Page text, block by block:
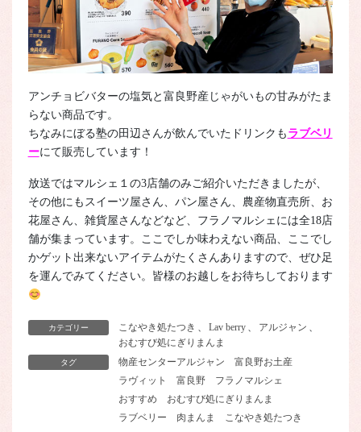
アンチョビバターの塩気と富良野産じゃがいもの甘みがたま
らない商品です。
ちなみにぼる塾の田辺さんが飲んでいたドリンクも ラブベリ
ーにて販売しています！
放送ではマルシェ１の3店舗のみご紹介いただきましたが、
その他にもスイーツ屋さん、パン屋さん、農産物直売所、お
花屋さん、雑貨屋さんなどなど、フラノマルシェには全18店
舗が集まっています。ここでしか味わえない商品、ここでし
かゲット出来ないアイテムがたくさんありますので、ぜひ足
を運んでみてください。皆様のお越しをお待ちしております
カテゴリー こなやき処たつき 、 Lav berry 、 アルジャン 、
おむすび処にぎりまんま
タグ 物産センターアルジャン
富良野お土産
ラヴィット
富良野
フラノマルシェ
おすすめ
おむすび処にぎりまんま
ラブベリー
肉まんま こなやき処たつき